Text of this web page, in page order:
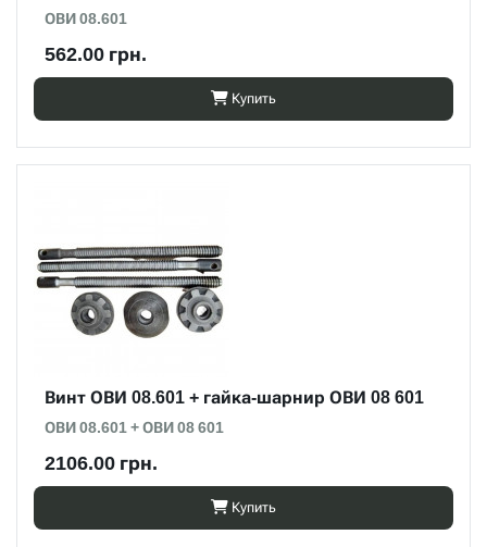
ОВИ 08.601
562.00 грн.
Купить
Винт ОВИ 08.601 + гайка-шарнир ОВИ 08 601
ОВИ 08.601 + ОВИ 08 601
2106.00 грн.
Купить